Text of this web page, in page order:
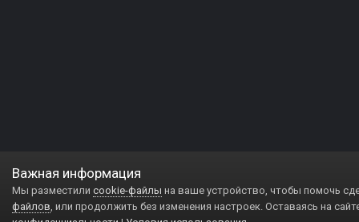
Важная информация
Мы разместили cookie-файлы на ваше устройство, чтобы помочь
файлов, или продолжить без изменения настроек. Оставаясь на